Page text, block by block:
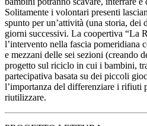
Solitamente i volontari presenti
spunto per un’attività (una storia,
giorni successivi. La coopertiva “La
l’intervento nella fascia pomeridiana
e mezzani delle sei sezioni (creando
progetto sul riciclo in cui i bambini,
partecipativa basata su dei piccoli
l’importanza del differenziare i rifiuti
riutilizzare.